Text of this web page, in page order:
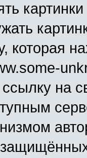
которая
на